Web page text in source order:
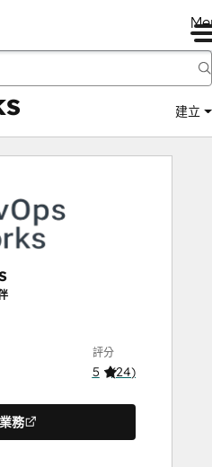
建立
評分
5 (24)
務